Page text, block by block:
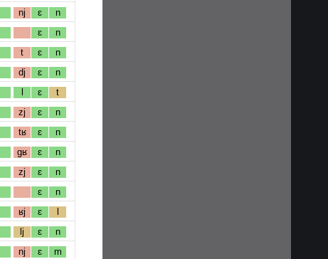
nj ɛ n
ɛ n
t ɛ n
dj ɛ n
l ɛ t
zj ɛ n
tʁ ɛ n
gʁ ɛ n
zj ɛ n
ɛ n
ʁj ɛ l
lj ɛ n
nj ɛ m